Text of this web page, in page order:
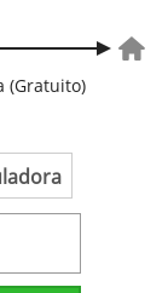
(Gratuito)